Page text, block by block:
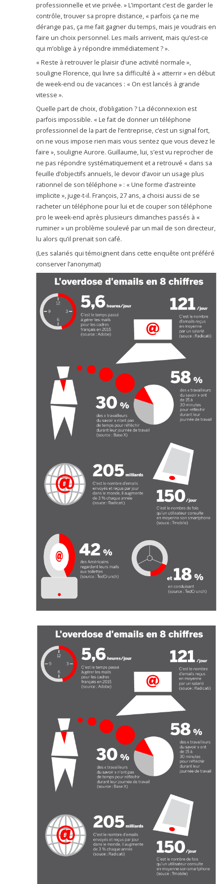
professionnelle et vie privée. » L’important c’est de garder le
contrôle, trouver sa propre distance, « parfois ça ne me
dérange pas, ça me fait gagner du temps, mais je voudrais en
faire un choix personnel. Les mails arrivent, mais qu’est-ce
qui m’oblige à y répondre immédiatement ? ».
« Reste à retrouver le plaisir d’une activité normale »,
souligne Florence, qui livre sa difficulté à « atterrir » en début
de week-end ou de vacances : « On est lancés à grande
vitesse ».
Quelle part de choix, d’obligation ? La déconnexion est
parfois impossible. « Le fait de donner un téléphone
professionnel de la part de l’entreprise, c’est un signal fort,
on ne vous impose rien mais vous sentez que vous devez le
faire », souligne Aurore. Guillaume, lui, s’est vu reprocher de
ne pas répondre systématiquement et a retrouvé « dans sa
feuille d’objectifs annuels, le devoir d’avoir un usage plus
rationnel de son téléphone » : « Une forme d’astreinte
implicite », juge-t-il. François, 27 ans, a choisi aussi de se
racheter un téléphone pour lui et de couper son téléphone
pro le week-end après plusieurs dimanches passés à «
ruminer » un problème soulevé par un mail de son directeur,
lu alors qu’il prenait son café.
(Les salariés qui témoignent dans cette enquête ont préféré
conserver l’anonymat)